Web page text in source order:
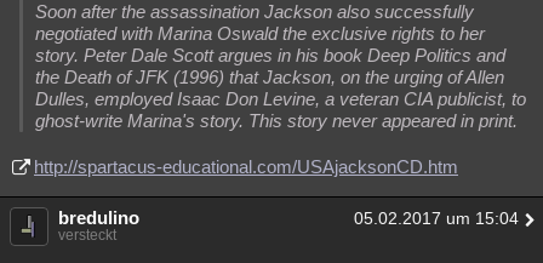
Soon after the assassination Jackson also successfully
negotiated with Marina Oswald the exclusive rights to her
story. Peter Dale Scott argues in his book Deep Politics and
the Death of JFK (1996) that Jackson, on the urging of Allen
Dulles, employed Isaac Don Levine, a veteran CIA publicist, to
ghost-write Marina's story. This story never appeared in print.
http://spartacus-educational.com/USAjacksonCD.htm
bredulino 05.02.2017 um 15:04
versteckt